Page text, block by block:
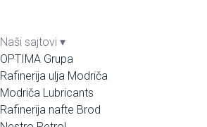
Naši sajtovi ▾
OPTIMA Grupa
Rafinerija ulja Modriča
Modriča Lubricants
Rafinerija nafte Brod